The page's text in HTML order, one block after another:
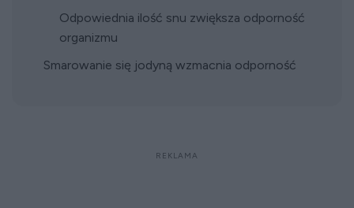
Odpowiednia ilość snu zwiększa odporność
organizmu
Smarowanie się jodyną wzmacnia odporność